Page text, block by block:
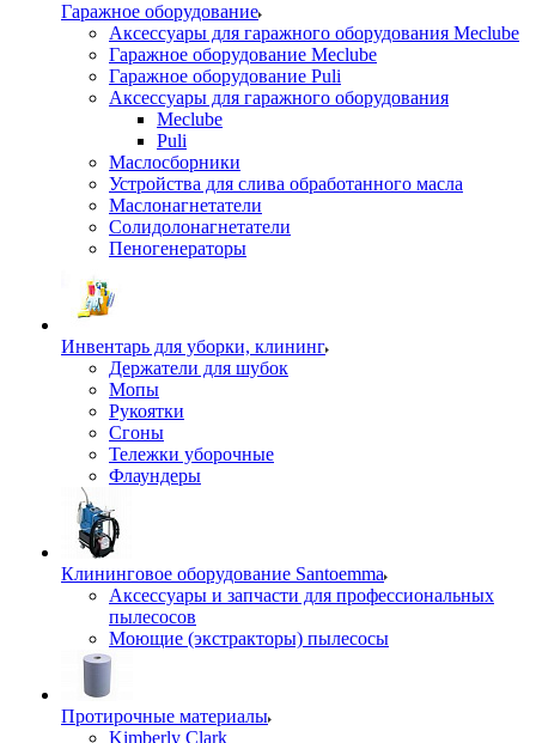
Гаражное оборудование
Аксессуары для гаражного оборудования Meclube
Гаражное оборудование Meclube
Гаражное оборудование Puli
Аксессуары для гаражного оборудования
Meclube
Puli
Маслосборники
Устройства для слива обработанного масла
Маслонагнетатели
Солидолонагнетатели
Пеногенераторы
Инвентарь для уборки, клининг
Держатели для шубок
Мопы
Рукоятки
Сгоны
Тележки уборочные
Флаундеры
Клининговое оборудование Santoemma
Аксессуары и запчасти для профессиональных
пылесосов
Моющие (экстракторы) пылесосы
Протирочные материалы
Kimberly Clark